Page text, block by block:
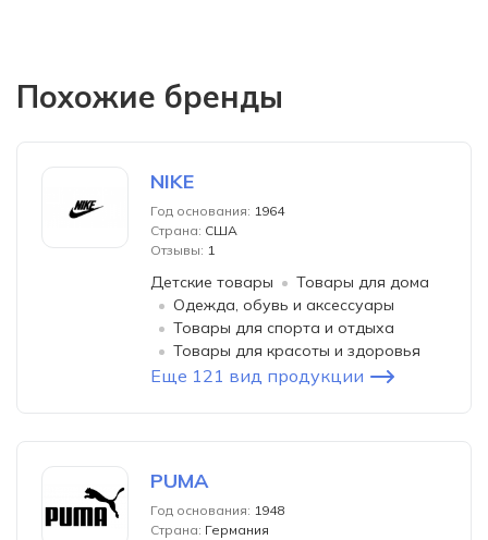
Похожие бренды
NIKE
Год основания: 1964
Страна: США
Отзывы: 1
Детские товары
Товары для дома
Одежда, обувь и аксессуары
Товары для спорта и отдыха
Товары для красоты и здоровья
Еще 121 вид продукции
PUMA
Год основания: 1948
Страна: Германия